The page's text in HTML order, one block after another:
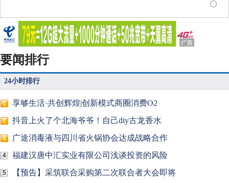
要闻排行
24小时排行
1 享够生活·共创辉煌|创新模式商圈消费O2
2 抖音上火了个北海爷爷！自己diy古龙香水
3 广途消毒液与四川省火锅协会达成战略合作
4 福建汉唐中汇实业有限公司浅谈投资的风险
5 【预告】采筑联合采购第二次联合者大会即将